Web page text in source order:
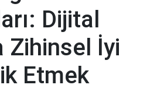
Dijital
Zihinsel İyi
Etmek